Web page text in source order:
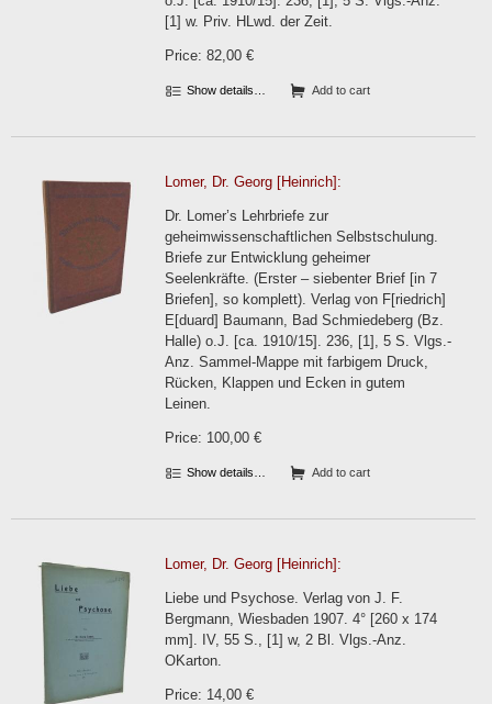
[1] w. Priv. HLwd. der Zeit.
Price: 82,00 €
Show details… Add to cart
Lomer, Dr. Georg [Heinrich]:
Dr. Lomer’s Lehrbriefe zur
geheimwissenschaftlichen Selbstschulung.
Briefe zur Entwicklung geheimer
Seelenkräfte. (Erster – siebenter Brief [in 7
Briefen], so komplett). Verlag von F[riedrich]
E[duard] Baumann, Bad Schmiedeberg (Bz.
Halle) o.J. [ca. 1910/15]. 236, [1], 5 S. Vlgs.-
Anz. Sammel-Mappe mit farbigem Druck,
Rücken, Klappen und Ecken in gutem
Leinen.
Price: 100,00 €
Show details… Add to cart
Lomer, Dr. Georg [Heinrich]:
Liebe und Psychose. Verlag von J. F.
Bergmann, Wiesbaden 1907. 4° [260 x 174
mm]. IV, 55 S., [1] w, 2 Bl. Vlgs.-Anz.
OKarton.
Price: 14,00 €